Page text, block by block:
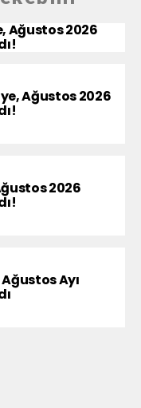
Ağustos 2026
Ağustos 2026
2026
Ayı